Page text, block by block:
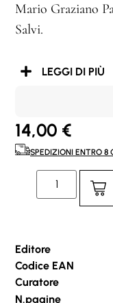
Mario Graziano
Salvi.
LEGGI DI PIÙ
14,00 €
SPEDIZIONI ENTRO 8
Editore
Codice EAN
Curatore
N.pagine